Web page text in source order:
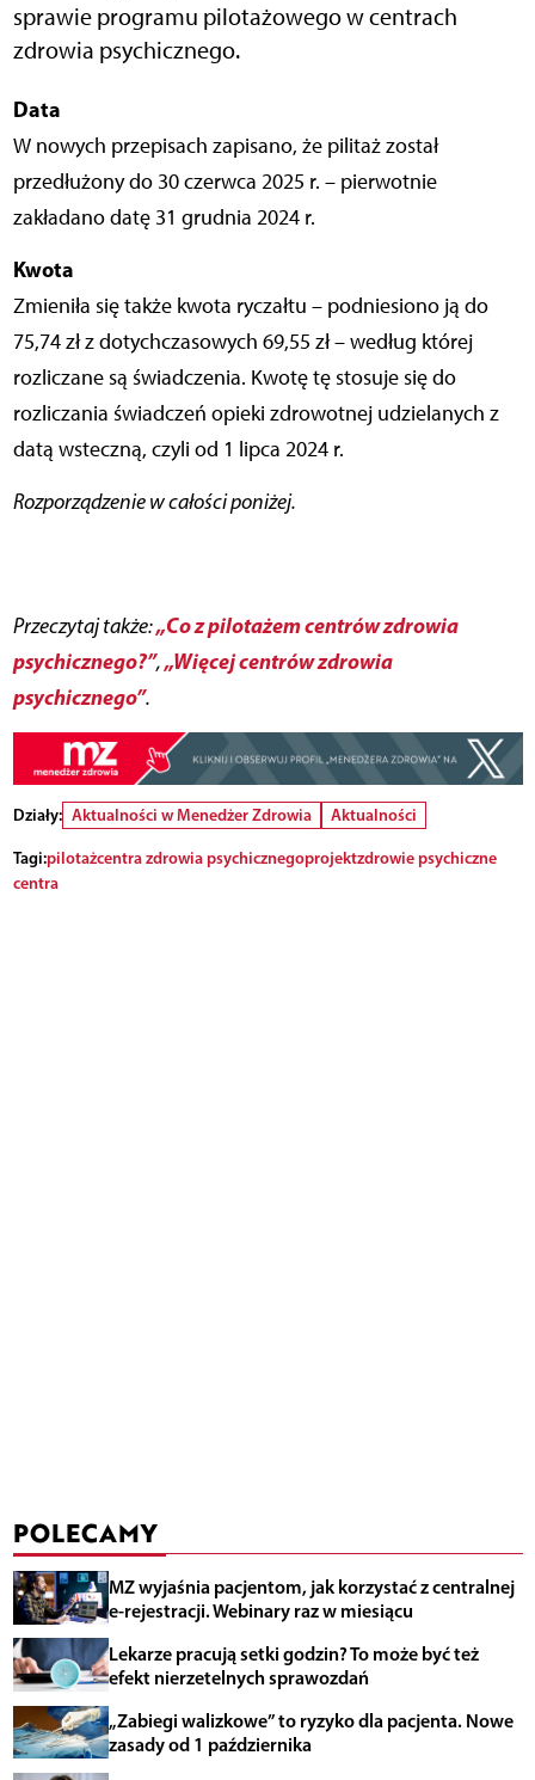
sprawie programu pilotażowego w centrach
zdrowia psychicznego.
Data
W nowych przepisach zapisano, że pilitaż został
przedłużony do 30 czerwca 2025 r. – pierwotnie
zakładano datę 31 grudnia 2024 r.
Kwota
Zmieniła się także kwota ryczałtu – podniesiono ją do
75,74 zł z dotychczasowych 69,55 zł – według której
rozliczane są świadczenia. Kwotę tę stosuje się do
rozliczania świadczeń opieki zdrowotnej udzielanych z
datą wsteczną, czyli od 1 lipca 2024 r.
Rozporządzenie w całości poniżej.
Przeczytaj także:„Co z pilotażem centrów zdrowia
psychicznego?”,„Więcej centrów zdrowia
psychicznego”.
Działy: Aktualności w Menedżer Zdrowia
Aktualności
Tagi:pilotażcentra zdrowia psychicznegoprojektzdrowie psychiczne
centra
POLECAMY
MZ wyjaśnia pacjentom, jak korzystać z centralnej
e-rejestracji. Webinary raz w miesiącu
Lekarze pracują setki godzin? To może być też
efekt nierzetelnych sprawozdań
„Zabiegi walizkowe” to ryzyko dla pacjenta. Nowe
zasady od 1 października